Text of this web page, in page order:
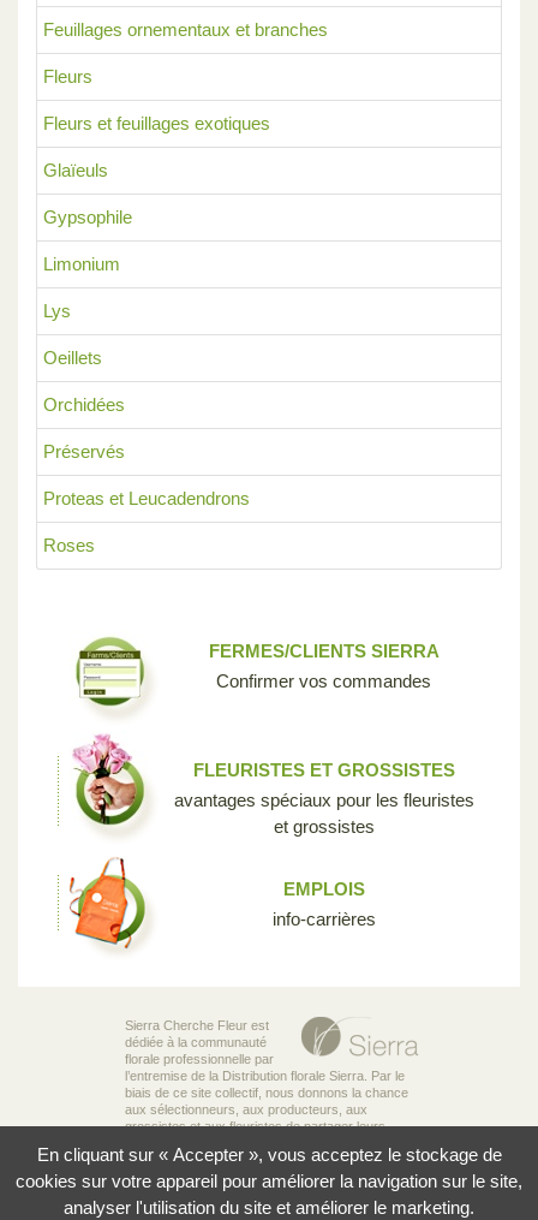
Feuillages ornementaux et branches
Fleurs
Fleurs et feuillages exotiques
Glaïeuls
Gypsophile
Limonium
Lys
Oeillets
Orchidées
Préservés
Proteas et Leucadendrons
Roses
FERMES/CLIENTS SIERRA
Confirmer vos commandes
FLEURISTES ET GROSSISTES
avantages spéciaux pour les fleuristes
et grossistes
EMPLOIS
info-carrières
Sierra Cherche Fleur est
dédiée à la communauté
florale professionnelle par
l’entremise de la Distribution florale Sierra. Par le
biais de ce site collectif, nous donnons la chance
aux sélectionneurs, aux producteurs, aux
grossistes et aux fleuristes de partager leurs
incroyable des fleurs qui rend notre industrie si
unique.
En cliquant sur « Accepter », vous acceptez le stockage de
cookies sur votre appareil pour améliorer la navigation sur le site,
analyser l'utilisation du site et améliorer le marketing.